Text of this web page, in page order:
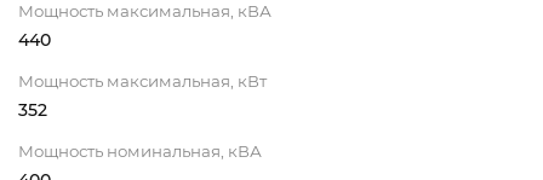
Мощность максимальная, кВА
440
Мощность максимальная, кВт
352
Мощность номинальная, кВА